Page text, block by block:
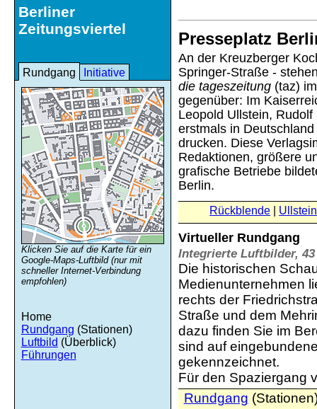
Berliner
Zeitungsviertel
Presseplatz
An der Kreuzberger
Springer-Straße -
die tageszeitung(taz)
gegenüber: Im
Leopold Ullstein,
erstmals in
drucken. Diese
Redaktionen, größere
grafische Betriebe
Berlin.
Rückblende Ullstein
Virtueller Rundgang
Integrierte Luftbilder,
Die historischen
Medienunternehmen
rechts der
Straße und dem
dazu finden Sie im
sind auf
gekennzeichnet.
Für den Spaziergang
Rundgang
Rundgang Initiative
Klicken Sie auf die Karte für ein
Google-Maps-Luftbild (nur mit
schneller Internet-Verbindung
empfohlen)
Home
Rundgang (Stationen)
Luftbild (Überblick)
Führungen